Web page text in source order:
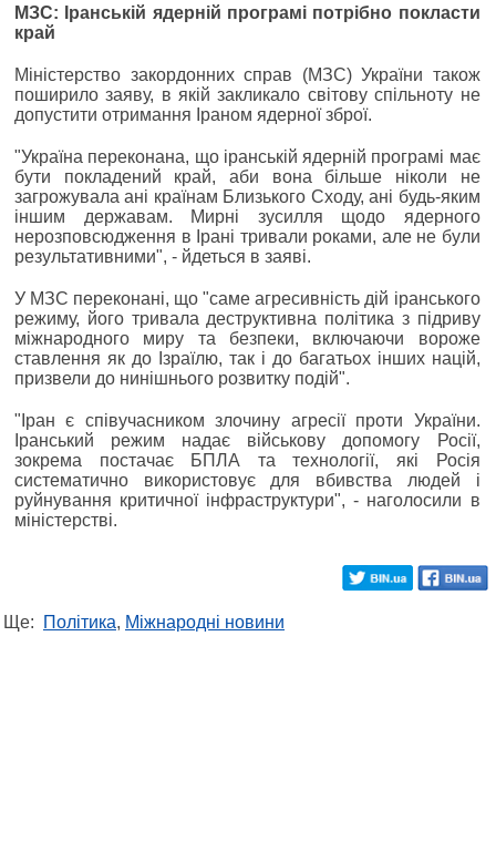
МЗС: Іранській ядерній програмі потрібно покласти
край
Міністерство закордонних справ (МЗС) України також
поширило заяву, в якій закликало світову спільноту не
допустити отримання Іраном ядерної зброї.
"Україна переконана, що іранській ядерній програмі має
бути покладений край, аби вона більше ніколи не
загрожувала ані країнам Близького Сходу, ані будь-яким
іншим державам. Мирні зусилля щодо ядерного
нерозповсюдження в Ірані тривали роками, але не були
результативними", - йдеться в заяві.
У МЗС переконані, що "саме агресивність дій іранського
режиму, його тривала деструктивна політика з підриву
міжнародного миру та безпеки, включаючи вороже
ставлення як до Ізраїлю, так і до багатьох інших націй,
призвели до нинішнього розвитку подій".
"Іран є співучасником злочину агресії проти України.
Іранський режим надає військову допомогу Росії,
зокрема постачає БПЛА та технології, які Росія
систематично використовує для вбивства людей і
руйнування критичної інфраструктури", - наголосили в
міністерстві.
Ще: Політика, Міжнародні новини